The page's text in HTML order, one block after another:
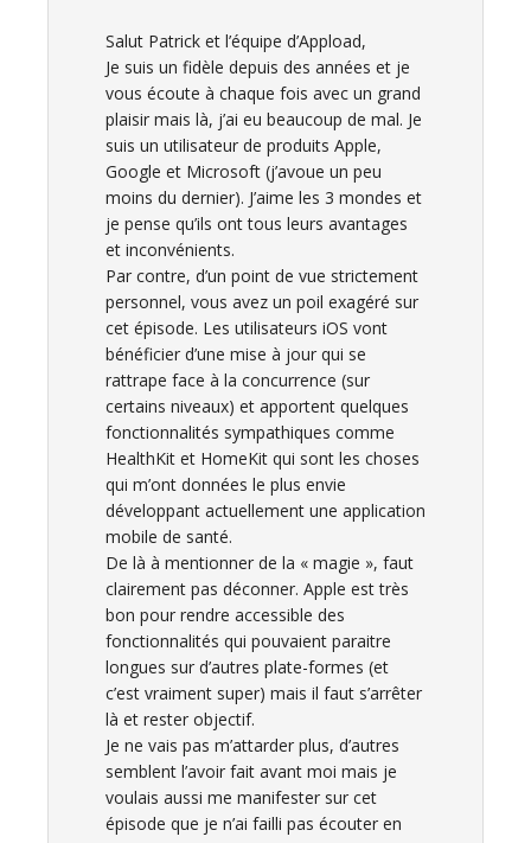
Salut Patrick et l’équipe d’Appload,
Je suis un fidèle depuis des années et je
vous écoute à chaque fois avec un grand
plaisir mais là, j’ai eu beaucoup de mal. Je
suis un utilisateur de produits Apple,
Google et Microsoft (j’avoue un peu
moins du dernier). J’aime les 3 mondes et
je pense qu’ils ont tous leurs avantages
et inconvénients.
Par contre, d’un point de vue strictement
personnel, vous avez un poil exagéré sur
cet épisode. Les utilisateurs iOS vont
bénéficier d’une mise à jour qui se
rattrape face à la concurrence (sur
certains niveaux) et apportent quelques
fonctionnalités sympathiques comme
HealthKit et HomeKit qui sont les choses
qui m’ont données le plus envie
développant actuellement une application
mobile de santé.
De là à mentionner de la « magie », faut
clairement pas déconner. Apple est très
bon pour rendre accessible des
fonctionnalités qui pouvaient paraitre
longues sur d’autres plate-formes (et
c’est vraiment super) mais il faut s’arrêter
là et rester objectif.
Je ne vais pas m’attarder plus, d’autres
semblent l’avoir fait avant moi mais je
voulais aussi me manifester sur cet
épisode que je n’ai failli pas écouter en